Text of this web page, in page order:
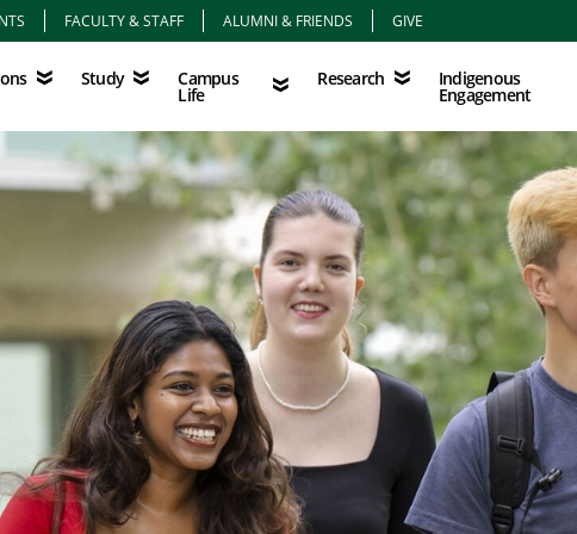
FACULTY & STAFF ALUMNI & FRIENDS GIVE
Study Campus
Life
Research Indigenous
Engagement
Study Campus Life Research Indigenous Engagement